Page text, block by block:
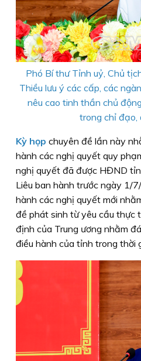
Phó Bí thư Tỉnh uỷ, Chủ
Thiều lưu ý các cấp, các
nêu cao tinh thần chủ
trong chỉ đạo,
Kỳ họp chuyên đề lần này
hành các nghị quyết quy
nghị quyết đã được HĐND
Liêu ban hành trước ngày 1/
hành các nghị quyết mới
đề phát sinh từ yêu cầu thực
định của Trung ương nhằm
điều hành của tỉnh trong thời